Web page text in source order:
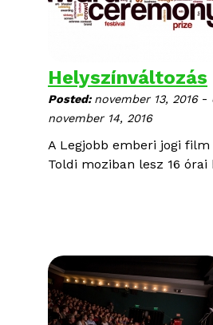
Helyszínváltozás
Posted:november 13, 2016 -
november 14, 2016
A Legjobb emberi jogi
Toldi moziban lesz 16 órai